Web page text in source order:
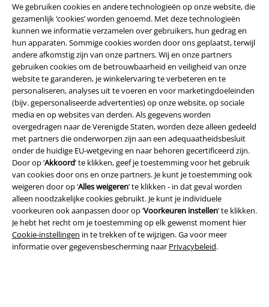
We gebruiken cookies en andere technologieën op onze website, die
gezamenlijk ‘cookies’ worden genoemd. Met deze technologieën
kunnen we informatie verzamelen over gebruikers, hun gedrag en
hun apparaten. Sommige cookies worden door ons geplaatst, terwijl
andere afkomstig zijn van onze partners. Wij en onze partners
gebruiken cookies om de betrouwbaarheid en veiligheid van onze
website te garanderen, je winkelervaring te verbeteren en te
personaliseren, analyses uit te voeren en voor marketingdoeleinden
(bijv. gepersonaliseerde advertenties) op onze website, op sociale
media en op websites van derden. Als gegevens worden
overgedragen naar de Verenigde Staten, worden deze alleen gedeeld
met partners die onderworpen zijn aan een adequaatheidsbesluit
onder de huidige EU-wetgeving en naar behoren gecertificeerd zijn.
Door op ‘Akkoord’ te klikken, geef je toestemming voor het gebruik
van cookies door ons en onze partners. Je kunt je toestemming ook
weigeren door op ‘Alles weigeren’ te klikken - in dat geval worden
alleen noodzakelijke cookies gebruikt. Je kunt je individuele
voorkeuren ook aanpassen door op ‘Voorkeuren instellen’ te klikken.
Je hebt het recht om je toestemming op elk gewenst moment hier
Cookie-instellingen in te trekken of te wijzigen. Ga voor meer
informatie over gegevensbescherming naar Privacybeleid.
Legal
Algemene Voorwaarden
Bedrijfsgegevens
Privacyverklaring
Verklaring van conformiteit
Informatie over toegankelijkheid
Cookie-instellingen